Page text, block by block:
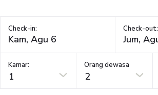
Check-in: Check-out:
Kamar:
1
Orang dewasa
2